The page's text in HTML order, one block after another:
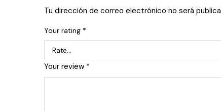
Tu dirección de correo electrónico no será
Your rating *
Your review *